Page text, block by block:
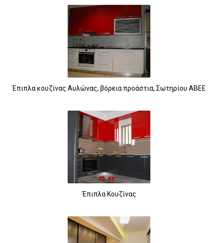
Έπιπλα κουζίνας Αυλώνας, βόρεια προάστια, Σωτηρίου ΑΒΕΕ
Έπιπλα Κουζίνας